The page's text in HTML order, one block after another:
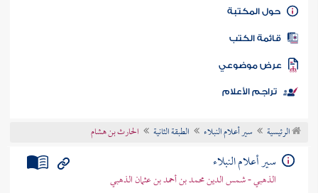
كتاب الأمة
المكتبة
الكتب
موضوعي
تراجم الأعلام
الرئيسية سير أعلام النبلاء الطبقة الثانية الحارث بن هشام
سير أعلام النبلاء
الذهبي - شمس الدين محمد بن أحمد بن عثمان الذهبي